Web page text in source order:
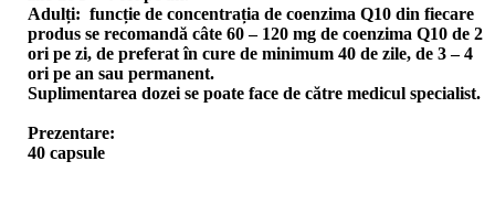
Adulți: funcție de concentrația de coenzima Q10 din fiecare
produs se recomandă câte 60 – 120 mg de coenzima Q10 de 2
ori pe zi, de preferat în cure de minimum 40 de zile, de 3 – 4
ori pe an sau permanent.
Suplimentarea dozei se poate face de către medicul specialist.
Prezentare:
40 capsule